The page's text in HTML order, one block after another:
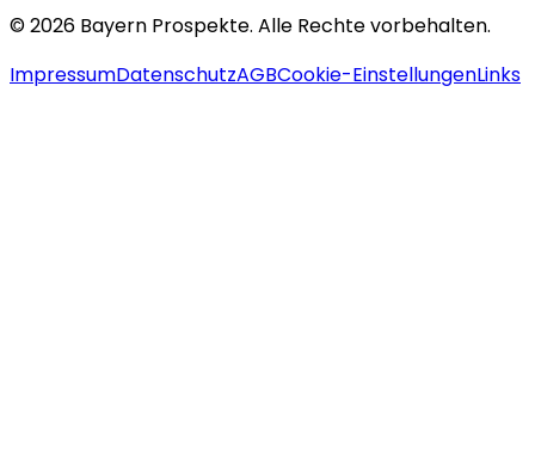
© 2026 Bayern Prospekte. Alle Rechte vorbehalten.
ImpressumDatenschutzAGBCookie-EinstellungenLinks